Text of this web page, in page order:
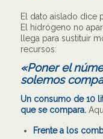
El dato aislado dice
El hidrógeno no
llega para sustituir
recursos:
«Poner el
solemos
Un consumo de 10
que se compara.
Frente a los